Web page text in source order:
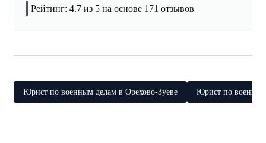
Рейтинг: 4.7 из 5 на основе 171 отзывов
Юрист по военным делам в Орехово-Зуеве Юрист по